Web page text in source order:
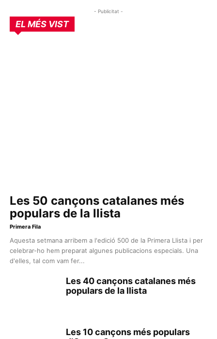
- Publicitat -
EL MÉS VIST
Les 50 cançons catalanes més
populars de la llista
Primera Fila
Aquesta setmana arribem a l'edició 500 de la Primera Llista i per
celebrar-ho hem preparat algunes publicacions especials. Una
d'elles, tal com vam fer...
Les 40 cançons catalanes més
populars de la llista
Les 10 cançons més populars